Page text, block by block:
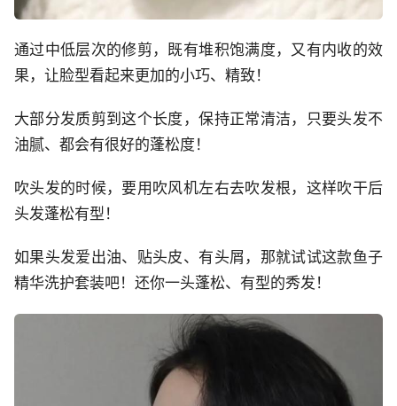
通过中低层次的修剪，既有堆积饱满度，又有内收的效
果，让脸型看起来更加的小巧、精致！
大部分发质剪到这个长度，保持正常清洁，只要头发不
油腻、都会有很好的蓬松度！
吹头发的时候，要用吹风机左右去吹发根，这样吹干后
头发蓬松有型！
如果头发爱出油、贴头皮、有头屑，那就试试这款鱼子
精华洗护套装吧！还你一头蓬松、有型的秀发！